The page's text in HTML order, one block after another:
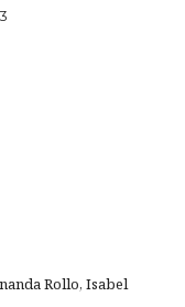
Rollo, Isabel